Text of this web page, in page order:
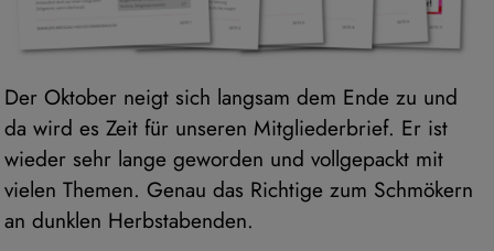
Der Oktober neigt sich langsam dem Ende zu und
da wird es Zeit für unseren Mitgliederbrief. Er ist
wieder sehr lange geworden und vollgepackt mit
vielen Themen. Genau das Richtige zum Schmökern
an dunklen Herbstabenden.